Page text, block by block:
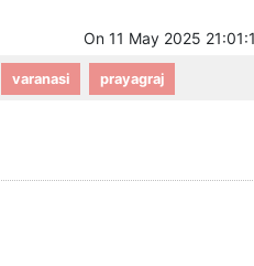
On 11 May 2025
varanasi prayagraj